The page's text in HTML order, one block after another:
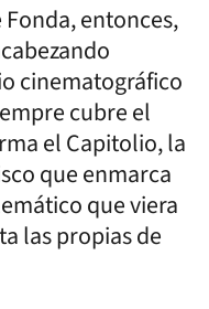
entonces,
cinematográfico
cubre el
el Capitolio, la
que enmarca
que viera
las propias de